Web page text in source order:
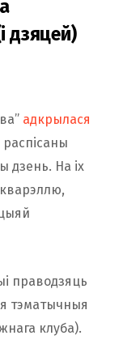
дзяцей)
адкрылася
дзень. На іх
праводзяць
тэматычныя
клуба).